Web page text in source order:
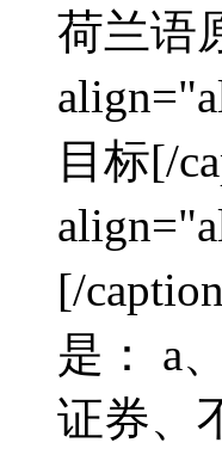
荷兰语
目标[/
[/
是： a
证券、